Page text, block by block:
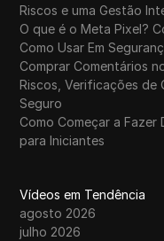
Riscos e uma Gestão
O que é o Meta Pixel?
Como Usar Em
Comprar Comentários
Riscos, Verificações de
Seguro
Como Começar a Fazer
para Iniciantes
Vídeos em Tendência
agosto 2026
julho 2026